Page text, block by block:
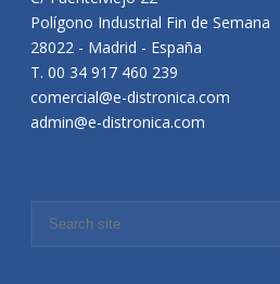
Polígono Industrial Fin de Semana
28022 - Madrid - España
T. 00 34 917 460 239
comercial@e-distronica.com
admin@e-distronica.com